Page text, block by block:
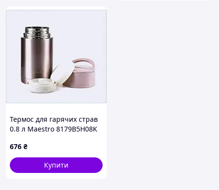
Термос для гарячих страв
0.8 л Maestro 8179B5H08K
676 ₴
Купити